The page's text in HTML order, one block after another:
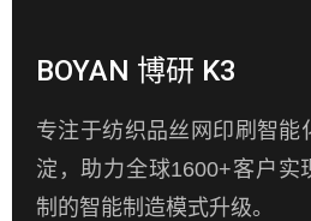
BOYAN 博研 K3
专注于纺织品丝网印刷智能
淀，助力全球1600+客户实
制的智能制造模式升级。